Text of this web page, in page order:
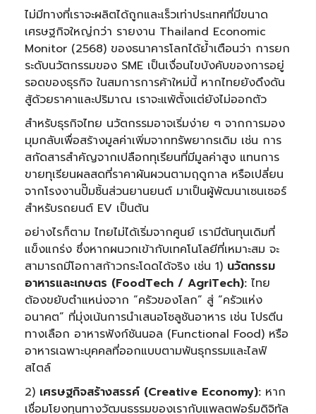
ไม่มีทางที่เราจะผลิตได้ถูกและเร็วเท่าประเทศที่มีขนาด
เศรษฐกิจใหญ่กว่า รายงาน Thailand Economic
Monitor (2568) ของธนาคารโลกได้ย้ำเตือนว่า การยก
ระดับนวัตกรรมของ SME เป็นเงื่อนไขบังคับของการอยู่
รอดของธุรกิจ ในสมการการค้าใหม่นี้ หากไทยยังดึงดัน
สู้ด้วยราคาและปริมาณ เราจะแพ้ตั้งแต่ยังไม่ออกตัว
สำหรับธุรกิจไทย นวัตกรรมอาจเริ่มง่าย ๆ จากการมอง
มุมกลับเพื่อสร้างมูลค่าเพิ่มจากทรัพยากรเดิม เช่น การ
สกัดสารสำคัญจากเปลือกทุเรียนที่มีมูลค่าสูง แทนการ
ขายทุเรียนผลสดที่ราคาผันผวนตามฤดูกาล หรือเปลี่ยน
จากโรงงานปั๊มชิ้นส่วนยานยนต์ มาเป็นผู้พัฒนาเซนเซอร์
สำหรับรถยนต์ EV เป็นต้น
อย่างไรก็ตาม ไทยไม่ได้เริ่มจากศูนย์ เรามีต้นทุนเดิมที่
แข็งแกร่ง ซึ่งหากผนวกเข้ากับเทคโนโลยีที่เหมาะสม จะ
สามารถมีโอกาสก้าวกระโดดได้จริง เช่น 1) นวัตกรรม
อาหารและเกษตร (FoodTech / AgriTech): ไทย
ต้องขยับตำแหน่งจาก “ครัวของโลก” สู่ “ครัวแห่ง
อนาคต” ที่มุ่งเน้นการนำเสนอโซลูชันอาหาร เช่น โปรตีน
ทางเลือก อาหารฟังก์ชันนอล (Functional Food) หรือ
อาหารเฉพาะบุคคลที่ออกแบบตามพันธุกรรมและไลฟ์
สไตล์
2) เศรษฐกิจสร้างสรรค์ (Creative Economy): หาก
เชื่อมโยงทุนทางวัฒนธรรมของเรากับแพลตฟอร์มดิจิทัล